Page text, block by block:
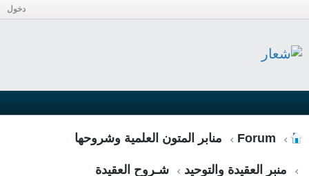
دخول
Forum منابر المتون العلمية وشروحها
منبر العقيدة والتوحيد شـروح العقيدة